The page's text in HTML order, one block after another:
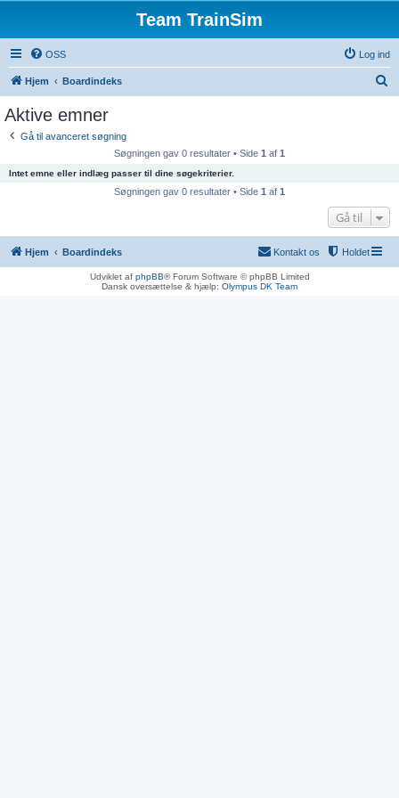
Team TrainSim
OSS Log ind
Hjem Boardindeks
Aktive emner
Gå til avanceret søgning
Søgningen gav 0 resultater • Side 1 af 1
Intet emne eller indlæg passer til dine søgekriterier.
Søgningen gav 0 resultater • Side 1 af 1
Gå til
Hjem Boardindeks Holdet
Kontakt os
Udviklet af phpBB® Forum Software © phpBB Limited
Dansk oversættelse & hjælp: Olympus DK Team